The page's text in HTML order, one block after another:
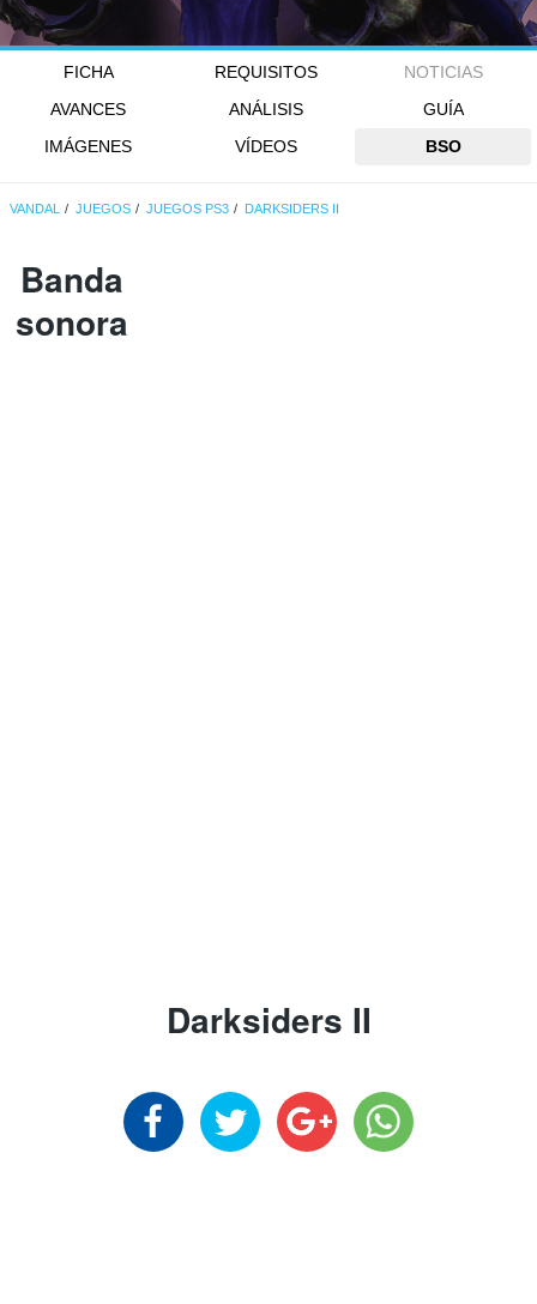
FICHA REQUISITOS
NOTICIAS
AVANCES
ANÁLISIS
GUÍA
IMÁGENES
VÍDEOS BSO
VANDAL JUEGOS JUEGOS PS3 DARKSIDERS II
Banda
sonora
Darksiders II